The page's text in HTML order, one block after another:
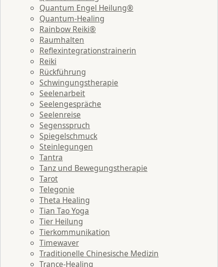
Quantum Engel Heilung®
Quantum-Healing
Rainbow Reiki®
Raumhalten
Reflexintegrationstrainerin
Reiki
Rückführung
Schwingungstherapie
Seelenarbeit
Seelengespräche
Seelenreise
Segensspruch
Spiegelschmuck
Steinlegungen
Tantra
Tanz und Bewegungstherapie
Tarot
Telegonie
Theta Healing
Tian Tao Yoga
Tier Heilung
Tierkommunikation
Timewaver
Traditionelle Chinesische Medizin
Trance-Healing